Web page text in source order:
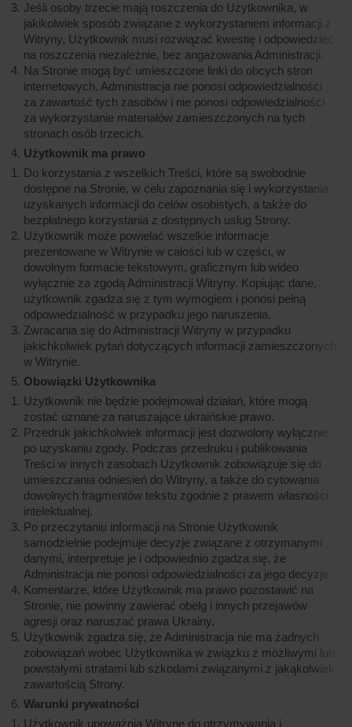
Jeśli osoby trzecie mają roszczenia do Użytkownika, w
jakikolwiek sposób związane z wykorzystaniem informacji z
Witryny, Użytkownik musi rozwiązać kwestię i odpowiedzieć
na roszczenia niezależnie, bez angażowania Administracji.
Na Stronie mogą być umieszczone linki do obcych stron
internetowych. Administracja nie ponosi odpowiedzialności
za zawartość tych zasobów i nie ponosi odpowiedzialności
za wykorzystanie materiałów zamieszczonych na tych
stronach osób trzecich.
Użytkownik ma prawo
Do korzystania z wszelkich Treści, które są swobodnie
dostępne na Stronie, w celu zapoznania się i wykorzystania
uzyskanych informacji do celów osobistych, a także do
bezpłatnego korzystania z dostępnych usług Strony.
Użytkownik może powielać wszelkie informacje
prezentowane w Witrynie w całości lub w części, w
dowolnym formacie tekstowym, graficznym lub wideo
wyłącznie za zgodą Administracji Witryny. Kopiując dane,
użytkownik zgadza się z tym wymogiem i ponosi pełną
odpowiedzialność w przypadku jego naruszenia.
Zwracania się do Administracji Witryny w przypadku
jakichkolwiek pytań dotyczących informacji zamieszczonych
w Witrynie.
Obowiązki Użytkownika
Użytkownik nie będzie podejmował działań, które mogą
zostać uznane za naruszające ukraińskie prawo.
Przedruk jakichkolwiek informacji jest dozwolony wyłącznie
po uzyskaniu zgody. Podczas przedruku i publikowania
Treści w innych zasobach Użytkownik zobowiązuje się do
umieszczania odniesień do Witryny, a także do cytowania
dowolnych fragmentów tekstu zgodnie z prawem własności
intelektualnej.
Po przeczytaniu informacji na Stronie Użytkownik
samodzielnie podejmuje decyzje związane z otrzymanymi
danymi, interpretuje je i odpowiednio zgadza się, że
Administracja nie ponosi odpowiedzialności za jego decyzje.
Komentarze, które Użytkownik ma prawo pozostawić na
Stronie, nie powinny zawierać obelg i innych przejawów
agresji oraz naruszać prawa Ukrainy.
Użytkownik zgadza się, że Administracja nie ma żadnych
zobowiązań wobec Użytkownika w związku z możliwymi lub
powstałymi stratami lub szkodami związanymi z jakąkolwiek
zawartością Strony.
Warunki prywatności
Użytkownik upoważnia Witrynę do otrzymywania i